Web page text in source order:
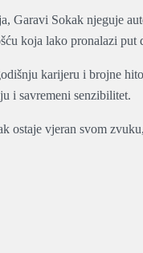
Garavi Sokak njeguje
koja lako pronalazi
karijeru i brojne
i savremeni senzibilitet.
ostaje vjeran svom